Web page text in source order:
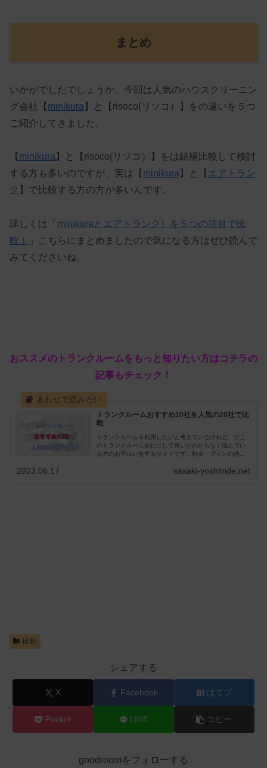
まとめ
いかがでしたでしょうか。今回は人気のハウスクリーニン
グ会社【 minikura 】と【risoco(リソコ）】をの違いを５つ
ご紹介してきました。
【 minikura 】と【risoco(リソコ）】をは結構比較して検討
する方も多いのですが、実は【 minikura 】と【 エアトラン
ク 】で比較する方の方が多いんです。
詳しくは「 minikuraとエアトランク）を５つの項目で比
較！
」こちらにまとめましたので気になる方はぜひ読んで
みてくださいね。
おススメのトランクルームをもっと知りたい方はコチラの
記事もチェック！
トランクルームおすすめ10社を人気の20社で比
較
トランクルームを利用したいと考えているけれど、どこ
のトランクルーム会社にして良いかわからなく悩んでい
る方のお手伝いをするサイトです。料金・プランの他に
のトランクルーム会社との比較もできます。
sasaki-yoshihide.net
2023.06.17
比較
シェアする
X Facebook はてブ
Pocket LINE コピー
goodroomをフォローする